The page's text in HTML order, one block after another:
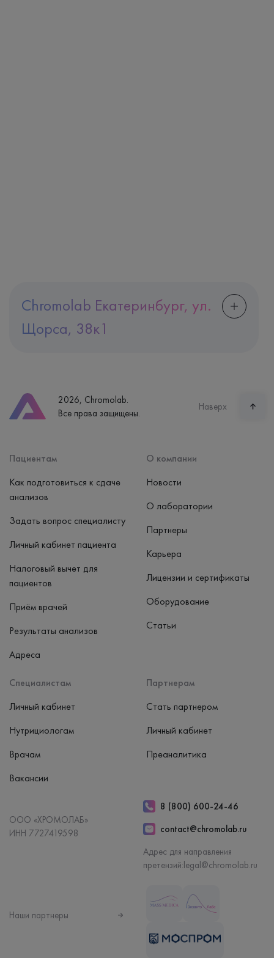
Chromolab Екатеринбург, ул.
Щорса, 38к1
Часы работы
пн-вс: 7:30-15:00
2026, Chromolab.
Все права защищены.
Наверх
Пациентам
Как подготовиться к сдаче
анализов
Задать вопрос специалисту
Личный кабинет пациента
Налоговый вычет для
пациентов
Приём врачей
Результаты анализов
Адреса
Специалистам
Личный кабинет
Нутрициологам
Врачам
Вакансии
Партнерам
Стать партнером
Личный кабинет
Преаналитика
О компании
Новости
О лаборатории
Партнеры
Карьера
Лицензии и сертификаты
Оборудование
Статьи
ООО «ХРОМОЛАБ»
ИНН 7727419598
8 (800) 600-24-46
contact@chromolab.ru
Адрес для направления
претензий:legal@chromolab.ru
Наши партнеры